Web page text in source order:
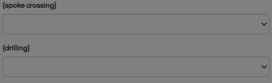
{spoke crossing}
{drilling}